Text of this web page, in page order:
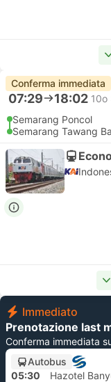
Conferma immediata
07:29 18:02 10o
Semarang Poncol
Semarang Tawang
Immediato
Prenotazione last
Conferma immediata
Autobus
05:30